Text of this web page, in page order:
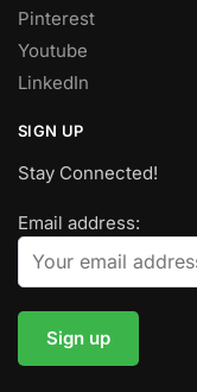
Pinterest
Youtube
LinkedIn
SIGN UP
Stay Connected!
Email address: